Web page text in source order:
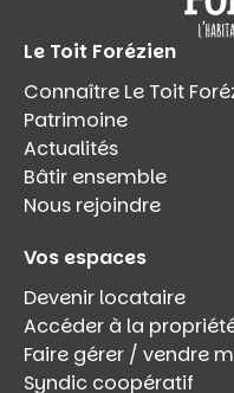
Le Toit Forézien
Connaître Le Toit
Patrimoine
Actualités
Bâtir ensemble
Nous rejoindre
Vos espaces
Devenir locataire
Accéder à la
Faire gérer / vendre
Syndic coopératif